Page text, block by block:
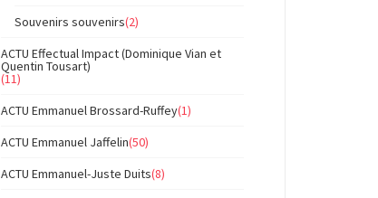
Souvenirs souvenirs(2)
ACTU Effectual Impact (Dominique Vian et
Quentin Tousart)
(11)
ACTU Emmanuel Brossard-Ruffey(1)
ACTU Emmanuel Jaffelin(50)
ACTU Emmanuel-Juste Duits(8)